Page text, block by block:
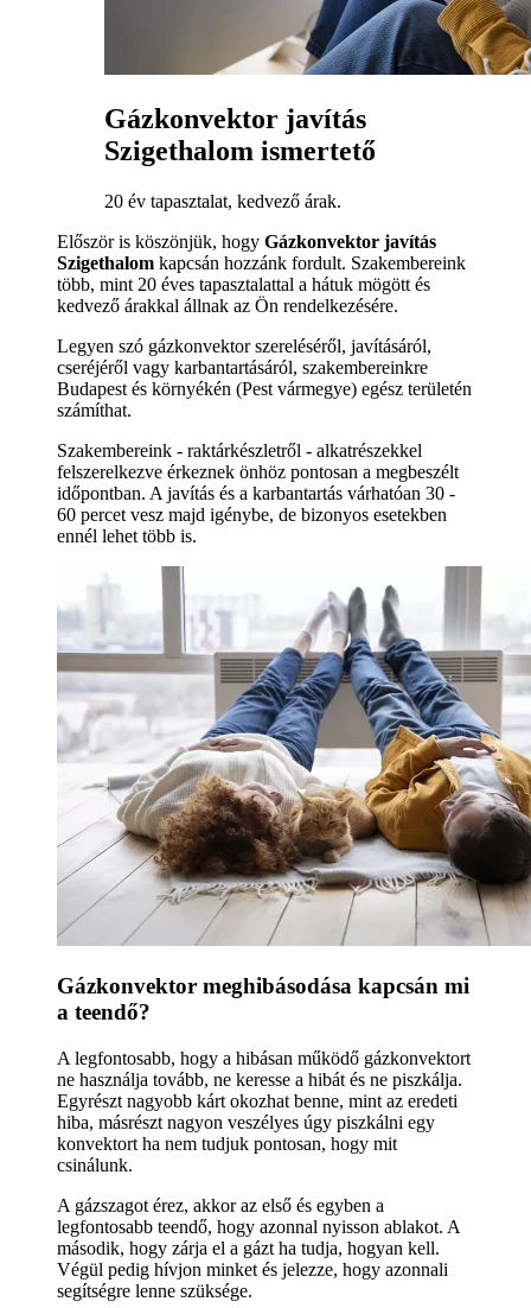
Gázkonvektor javítás
Szigethalom ismertető
20 év tapasztalat, kedvező árak.
Először is köszönjük, hogy Gázkonvektor javítás
Szigethalom kapcsán hozzánk fordult. Szakembereink
több, mint 20 éves tapasztalattal a hátuk mögött és
kedvező árakkal állnak az Ön rendelkezésére.
Legyen szó gázkonvektor szereléséről, javításáról,
cseréjéről vagy karbantartásáról, szakembereinkre
Budapest és környékén (Pest vármegye) egész területén
számíthat.
Szakembereink - raktárkészletről - alkatrészekkel
felszerelkezve érkeznek önhöz pontosan a megbeszélt
időpontban. A javítás és a karbantartás várhatóan 30 -
60 percet vesz majd igénybe, de bizonyos esetekben
ennél lehet több is.
Gázkonvektor meghibásodása kapcsán mi
a teendő?
A legfontosabb, hogy a hibásan működő gázkonvektort
ne használja tovább, ne keresse a hibát és ne piszkálja.
Egyrészt nagyobb kárt okozhat benne, mint az eredeti
hiba, másrészt nagyon veszélyes úgy piszkálni egy
konvektort ha nem tudjuk pontosan, hogy mit
csinálunk.
A gázszagot érez, akkor az első és egyben a
legfontosabb teendő, hogy azonnal nyisson ablakot. A
második, hogy zárja el a gázt ha tudja, hogyan kell.
Végül pedig hívjon minket és jelezze, hogy azonnali
segítségre lenne szüksége.